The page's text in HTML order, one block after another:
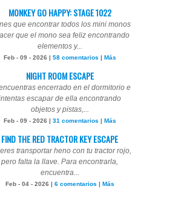
MONKEY GO HAPPY: STAGE 1022
que encontrar todos los mini monos
que el mono sea feliz encontrando
elementos y...
Feb - 09 - 2026 | 58 comentarios | Más
NIGHT ROOM ESCAPE
encerrado en el dormitorio e
escapar de ella encontrando
objetos y pistas,...
Feb - 09 - 2026 | 31 comentarios | Más
FIND THE RED TRACTOR KEY ESCAPE
transportar heno con tu tractor rojo,
pero falta la llave. Para encontrarla,
encuentra...
Feb - 04 - 2026 | 6 comentarios | Más